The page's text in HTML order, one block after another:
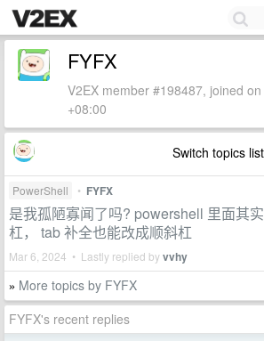
FYFX
V2EX member #198487, joined
+08:00
Switch topics list
PowerShell • FYFX
是我孤陋寡闻了吗? powershell 里面其
杠， tab 补全也能改成顺斜杠
Mar 6, 2024 • Lastly replied byvvhy
» More topics by FYFX
FYFX's recent replies